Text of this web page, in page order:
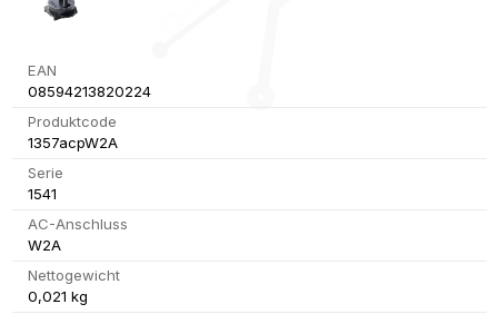
EAN
08594213820224
Produktcode
1357acpW2A
Serie
1541
AC-Anschluss
W2A
Nettogewicht
0,021 kg